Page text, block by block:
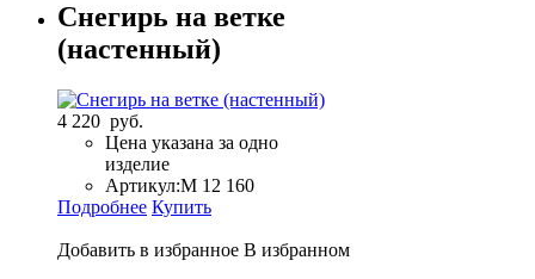
Снегирь на ветке
(настенный)
4 220 руб.
Цена указана за одно
изделие
Артикул:М 12 160
Подробнее Купить
Добавить в избранное В избранном